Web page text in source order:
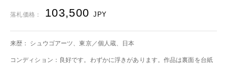
落札価格： 103,500 JPY
来歴： シュウゴアーツ、東京／個人蔵、日本
コンディション：良好です。わずかに浮きがあります。作品は裏面を台紙